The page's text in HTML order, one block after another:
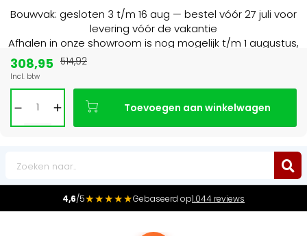
Bouwvak: gesloten 3 t/m 16 aug — bestel vóór 27 juli voor
levering vóór de vakantie
Afhalen in onze showroom is nog mogelijk t/m 1 augustus,
4,6/5★★★★★Gebaseerd op1.044 reviews
308,95
Incl. btw
514,92
Toevoegen aan winkelwagen